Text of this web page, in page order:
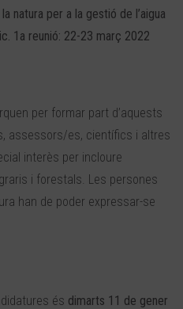
natura per a la gestió de l’aigua
1a reunió: 22-23 març 2022
per formar part d’aquests
assessors/es, científics i altres
interès per incloure
i forestals. Les persones
han de poder expressar-se
és dimarts 11 de gener